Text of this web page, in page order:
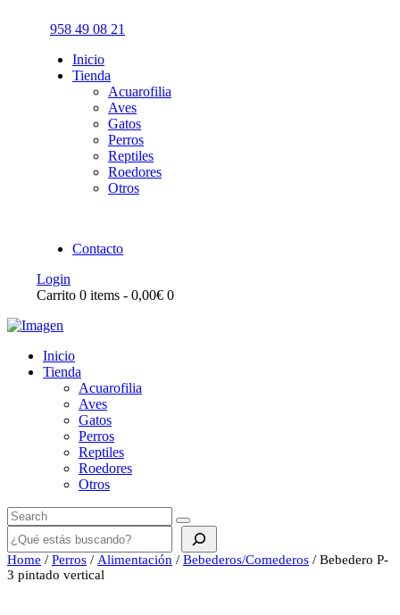
958 49 08 21
Inicio
Tienda
Acuarofilia
Aves
Gatos
Perros
Reptiles
Roedores
Otros
Contacto
Login
Carrito 0 items - 0,00€ 0
Inicio
Tienda
Acuarofilia
Aves
Gatos
Perros
Reptiles
Roedores
Otros
Buscar
Home / Perros / Alimentación / Bebederos/Comederos / Bebedero P-
3 pintado vertical